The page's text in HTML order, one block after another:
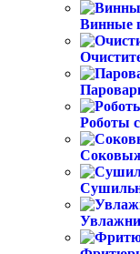
Винные
Роботы